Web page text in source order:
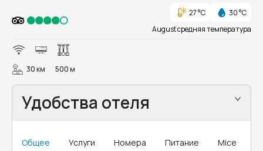
27 °C
30 °C
August средняя температура
30 км 500 м
Удобства отеля
Общее Услуги Номера Питание Mice